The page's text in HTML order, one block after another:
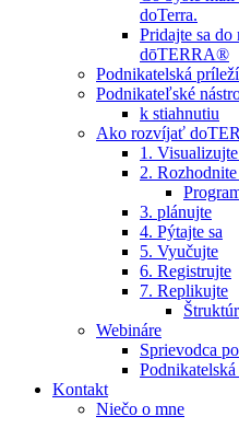
doTerra.
Pridajte sa do
dōTERRA®
Podnikatelská
Podnikateľské
k stiahnutiu
Ako rozvíjať
1.
2. Rozhodnite
3. plánujte
4. Pýtajte sa
5. Vyučujte
6. Registrujte
7. Replikujte
Webináre
Sprievodca
Kontakt
Niečo o mne